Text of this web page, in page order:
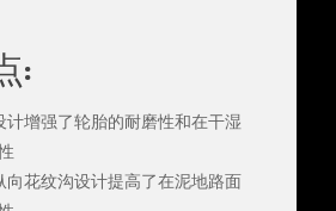
:
计增强了轮胎的耐磨性和在干湿
向花纹沟设计提高了在泥地路面